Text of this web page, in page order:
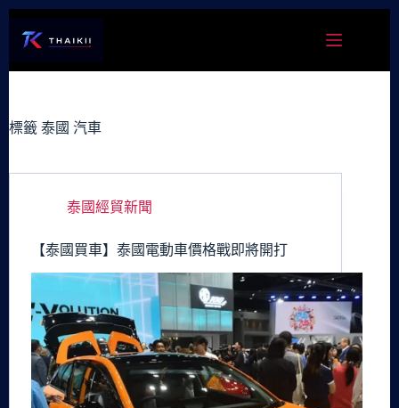
容
標籤 泰國 汽車
泰國經貿新聞
【泰國買車】泰國電動車價格戰即將開打